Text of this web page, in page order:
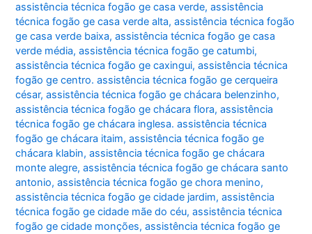
assistência técnica fogão ge casa verde,assistência
técnica fogão ge casa verde alta,assistência técnica fogão
ge casa verde baixa,assistência técnica fogão ge casa
verde média,assistência técnica fogão ge catumbi,
assistência técnica fogão ge caxingui,assistência técnica
fogão ge centro. assistência técnica fogão ge cerqueira
césar,assistência técnica fogão ge chácara belenzinho,
assistência técnica fogão ge chácara flora,assistência
técnica fogão ge chácara inglesa. assistência técnica
fogão ge chácara itaim,assistência técnica fogão ge
chácara klabin,assistência técnica fogão ge chácara
monte alegre,assistência técnica fogão ge chácara santo
antonio,assistência técnica fogão ge chora menino,
assistência técnica fogão ge cidade jardim,assistência
técnica fogão ge cidade mãe do céu,assistência técnica
fogão ge cidade monções,assistência técnica fogão ge